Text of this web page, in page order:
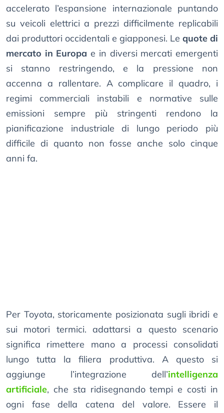
accelerato l’espansione internazionale puntando
su veicoli elettrici a prezzi difficilmente replicabili
dai produttori occidentali e giapponesi. Le quote di
mercato in Europa e in diversi mercati emergenti
si stanno restringendo, e la pressione non
accenna a rallentare. A complicare il quadro, i
regimi commerciali instabili e normative sulle
emissioni sempre più stringenti rendono la
pianificazione industriale di lungo periodo più
difficile di quanto non fosse anche solo cinque
anni fa.
Per Toyota, storicamente posizionata sugli ibridi e
sui motori termici. adattarsi a questo scenario
significa rimettere mano a processi consolidati
lungo tutta la filiera produttiva. A questo si
aggiunge l’integrazione dell’intelligenza
artificiale, che sta ridisegnando tempi e costi in
ogni fase della catena del valore. Essere il